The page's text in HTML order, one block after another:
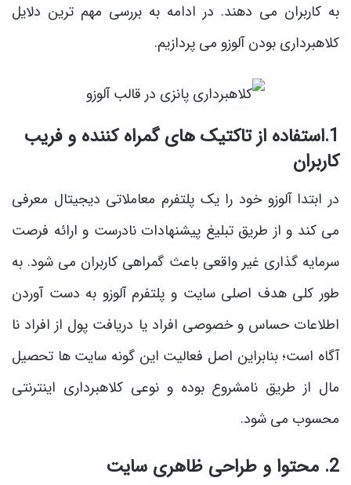
به کاربران می دهند. در ادامه به بررسی مهم ترین دلایل
کلاهبرداری بودن آلوزو می پردازیم.
1.استفاده از تاکتیک های گمراه کننده و فریب
کاربران
در ابتدا آلوزو خود را یک پلتفرم معاملاتی دیجیتال معرفی
می کند و از طریق تبلیغ پیشنهادات نادرست و ارائه فرصت
سرمایه گذاری غیر واقعی باعث گمراهی کاربران می شود. به
طور کلی هدف اصلی سایت و پلتفرم آلوزو به دست آوردن
اطلاعات حساس و خصوصی افراد یا دریافت پول از افراد نا
آگاه است؛ بنابراین اصل فعالیت این گونه سایت ها تحصیل
مال از طریق نامشروع بوده و نوعی کلاهبرداری اینترنتی
محسوب می شود.
2. محتوا و طراحی ظاهری سایت